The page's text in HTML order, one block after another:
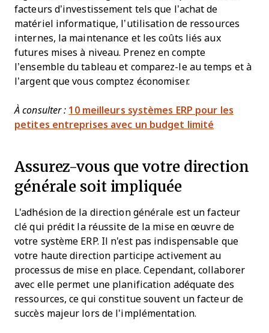
facteurs d’investissement tels que l’achat de
matériel informatique, l’utilisation de ressources
internes, la maintenance et les coûts liés aux
futures mises à niveau. Prenez en compte
l’ensemble du tableau et comparez-le au temps et à
l’argent que vous comptez économiser.
À consulter : 10 meilleurs systèmes ERP pour les
petites entreprises avec un budget limité
Assurez-vous que votre direction
générale soit impliquée
L'adhésion de la direction générale est un facteur
clé qui prédit la réussite de la mise en œuvre de
votre système ERP. Il n'est pas indispensable que
votre haute direction participe activement au
processus de mise en place. Cependant, collaborer
avec elle permet une planification adéquate des
ressources, ce qui constitue souvent un facteur de
succès majeur lors de l'implémentation.